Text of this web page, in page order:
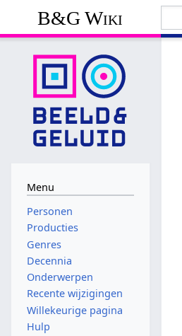
B&G Wiki
Menu
Personen
Producties
Genres
Decennia
Onderwerpen
Recente wijzigingen
Willekeurige pagina
Hulp